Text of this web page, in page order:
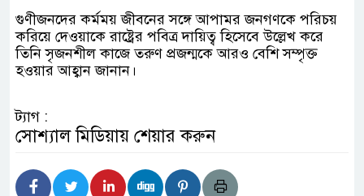
গুণীজনদের কর্মময় জীবনের সঙ্গে আপামর জনগণকে পরিচয়
করিয়ে দেওয়াকে রাষ্ট্রের পবিত্র দায়িত্ব হিসেবে উল্লেখ করে
তিনি সৃজনশীল কাজে তরুণ প্রজন্মকে আরও বেশি সম্পৃক্ত
হওয়ার আহ্বান জানান।
ট্যাগ :
সোশ্যাল মিডিয়ায় শেয়ার করুন